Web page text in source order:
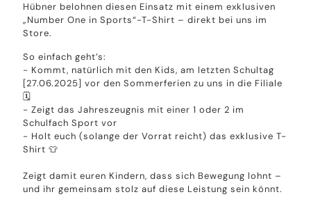
Hübner belohnen diesen Einsatz mit einem exklusiven
„Number One in Sports“-T-Shirt – direkt bei uns im
Store.
So einfach geht’s:
- Kommt, natürlich mit den Kids, am letzten Schultag
[27.06.2025] vor den Sommerferien zu uns in die Filiale
🗓️
- Zeigt das Jahreszeugnis mit einer 1 oder 2 im
Schulfach Sport vor
- Holt euch (solange der Vorrat reicht) das exklusive T-
Shirt 👕
Zeigt damit euren Kindern, dass sich Bewegung lohnt –
und ihr gemeinsam stolz auf diese Leistung sein könnt.